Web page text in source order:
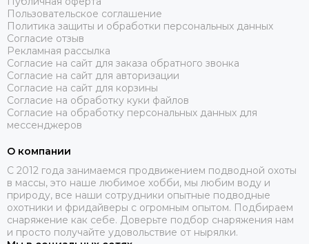
Пользовательское соглашение
Политика защиты и обработки персональных данных
Согласие отзыв
Рекламная рассылка
Согласие на сайт для заказа обратного звонка
Согласие на сайт для авторизации
Согласие на сайт для корзины
Согласие на обработку куки файлов
Согласие на обработку персональных данных для
мессенджеров
О компании
C 2012 года занимаемся продвижением подводной охоты
в массы, это наше любимое хобби, мы любим воду и
природу, все наши сотрудники опытные подводные
охотники и фридайверы с огромным опытом. Подбираем
снаряжение как себе. Доверьте подбор снаряжения нам
и просто получайте удовольствие от нырялки.